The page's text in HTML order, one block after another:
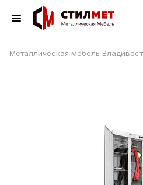
Металлическая мебель